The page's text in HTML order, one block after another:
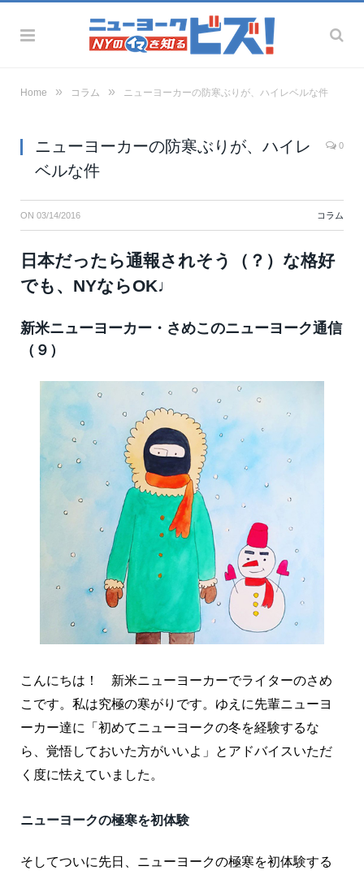
Home » コラム » ニューヨーカーの防寒ぶりが、ハイレベルな件
ニューヨーカーの防寒ぶりが、ハイレ
ベルな件
0
ON 03/14/2016 コラム
日本だったら通報されそう（？）な格好
でも、NYならOK♩
新米ニューヨーカー・さめこのニューヨーク通信
（９）
こんにちは！ 新米ニューヨーカーでライターのさめ
こです。私は究極の寒がりです。ゆえに先輩ニューヨ
ーカー達に「初めてニューヨークの冬を経験するな
ら、覚悟しておいた方がいいよ」とアドバイスいただ
く度に怯えていました。
ニューヨークの極寒を初体験
そしてついに先日、ニューヨークの極寒を初体験する